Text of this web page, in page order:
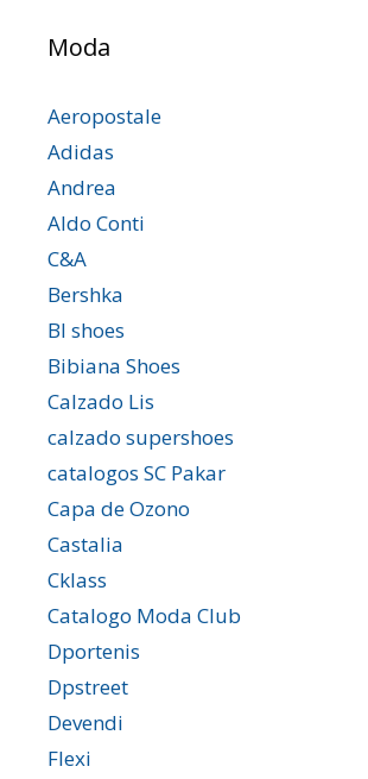
Moda
Aeropostale
Adidas
Andrea
Aldo Conti
C&A
Bershka
Bl shoes
Bibiana Shoes
Calzado Lis
calzado supershoes
catalogos SC Pakar
Capa de Ozono
Castalia
Cklass
Catalogo Moda Club
Dportenis
Dpstreet
Devendi
Flexi